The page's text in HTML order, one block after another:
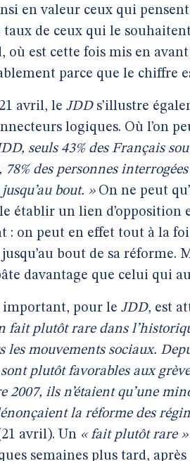
en valeur ceux qui
taux de ceux qui le
où est cette fois mis en
parce que le chiffre
avril, le JDD s’illustre
logiques. Où l’on
seuls 43% des Français
78% des personnes
bout. »On ne peut
établir un lien d’opposition
: on peut en effet tout à la
bout de sa réforme.
davantage que celui qui
important, pour le JDD, est
fait plutôt rare dans
les mouvements sociaux.
plutôt favorables aux
2007, ils n’étaient qu’une
la réforme des
avril). Un « fait plutôt rare »
semaines plus tard,